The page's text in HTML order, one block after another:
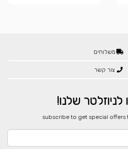
משלוחים
צור קשר
שלנו!
​subscribe to get special offers